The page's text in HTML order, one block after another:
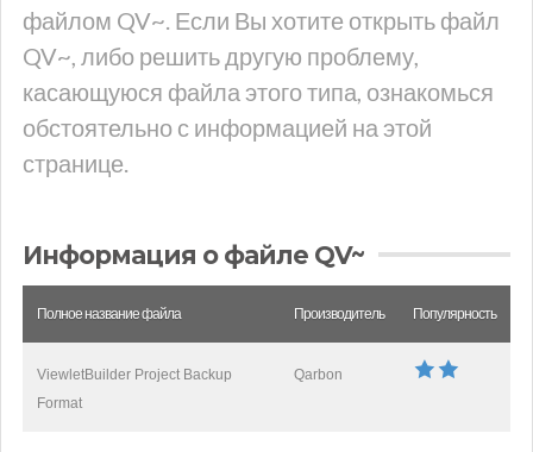
файлом QV~. Если Вы хотите открыть файл
QV~, либо решить другую проблему,
касающуюся файла этого типа, ознакомься
обстоятельно с информацией на этой
странице.
Информация о файле QV~
Полное название файла Производитель Популярность
ViewletBuilder Project Backup
Format
Qarbon